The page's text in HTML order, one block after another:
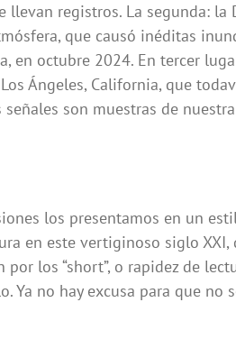
llevan registros. La segunda: la
que causó inéditas
en octubre 2024. En tercer
Ángeles, California, que
son muestras de
los presentamos en un
en este vertiginoso siglo
los “short”, o rapidez de
Ya no hay excusa para que no